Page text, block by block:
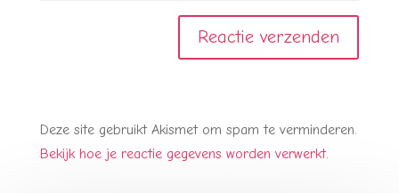
Deze site gebruikt Akismet om spam te verminderen.
Bekijk hoe je reactie gegevens worden verwerkt.